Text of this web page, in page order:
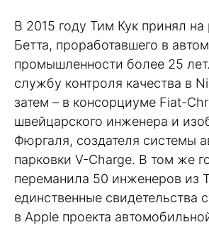
В 2015 году Тим Кук принял на
Бетта, проработавшего в
промышленности более 25
службу контроля качества в
затем – в консорциуме Fiat-
швейцарского инженера и
Фюргаля, создателя системы
парковки V-Charge. В том же
переманила 50 инженеров из
единственные свидетельства
в Apple проекта